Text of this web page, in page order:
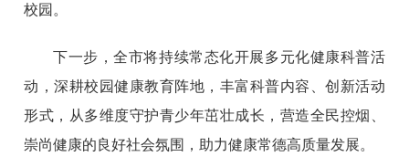
校园 。
下一步，全市将持续常态化开展多元化健康科普活
动，深耕校园健康教育阵地，丰富科普内容、创新活动
形式，从多维度守护青少年茁壮成长，营造全民控烟、
崇尚健康的良好社会氛围，助力健康常德高质量发展。